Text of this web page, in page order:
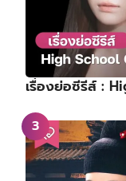
เรื่องย่อซีรีส์ :